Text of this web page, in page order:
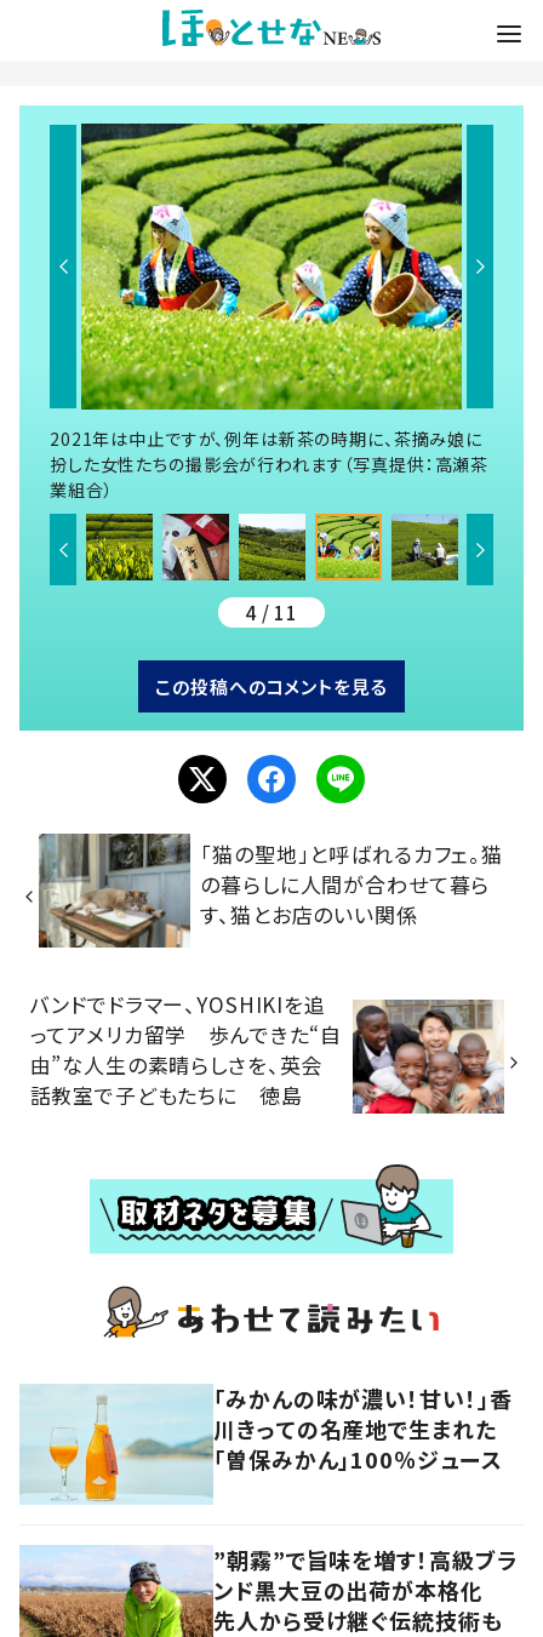
2021年は中止ですが、例年は新茶の時期に、茶摘み娘に
扮した女性たちの撮影会が行われます（写真提供：高瀬茶
業組合）
4 / 11
この投稿へのコメントを見る
「猫の聖地」と呼ばれるカフェ。猫
の暮らしに人間が合わせて暮ら
す、猫とお店のいい関係
バンドでドラマー、YOSHIKIを追
ってアメリカ留学 歩んできた“自
由”な人生の素晴らしさを、英会
話教室で子どもたちに 徳島
「みかんの味が濃い！甘い！」香
川きっての名産地で生まれた
「曽保みかん」100％ジュース
”朝霧”で旨味を増す！高級ブラ
ンド黒大豆の出荷が本格化
先人から受け継ぐ伝統技術も